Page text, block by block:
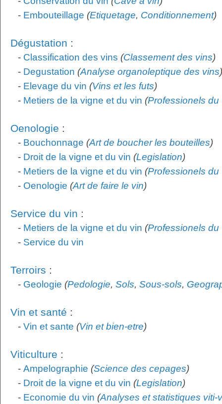
- Embouteillage (Etiquetage, Conditionnement)
Dégustation :
- Classification des vins (Classement des vins)
- Degustation (Analyse organoleptique des vins)
- Elevage du vin (Vins et les futs)
- Metiers de la vigne et du vin (Professionels du
Oenologie :
- Bouchonnage (Art de boucher les bouteilles)
- Droit de la vigne et du vin (Legislation)
- Metiers de la vigne et du vin (Professionels du
- Oenologie (Art de faire le vin)
Service du vin :
- Metiers de la vigne et du vin (Professionels du
- Service du vin
Terroirs :
- Geologie (Pedologie, Sols, Sous-sols,
Vin et santé :
- Vin et sante (Vin et bien-etre)
Viticulture :
- Ampelographie (Science des cepages)
- Droit de la vigne et du vin (Legislation)
- Economie du vin (Analyses et statistiques viti-